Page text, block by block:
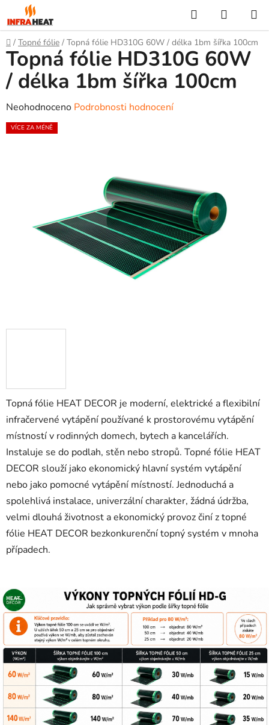
na
obsah
Hledat
KOŠÍK
Domů
/ Topné fólie / Topná fólie HD310G 60W / délka 1bm šířka 100cm
Topná fólie HEAT DECOR je moderní, elektrické a flexibilní
infračervené vytápění používané k prostorovému vytápění
místností v rodinných domech, bytech a kancelářích.
Instaluje se do podlah, stěn nebo stropů. Topné fólie HEAT
DECOR slouží jako ekonomický hlavní systém vytápění
nebo jako pomocné vytápění místností. Jednoduchá a
spolehlivá instalace, univerzální charakter, žádná údržba,
velmi dlouhá životnost a ekonomický provoz činí z topné
fólie HEAT DECOR bezkonkurenční topný systém v mnoha
případech.
Topná fólie HD310G 60W
/ délka 1bm šířka 100cm
Průměrné
hodnocení
hvězdiček.
Neohodnoceno Podrobnosti hodnocení
VÍCE ZA MÉNĚ